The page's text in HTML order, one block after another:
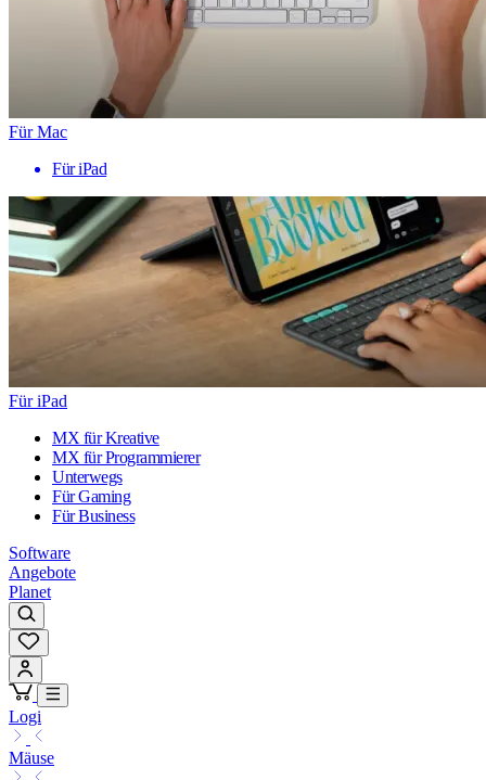
Für Mac
Für iPad
Für iPad
MX für Kreative
MX für Programmierer
Unterwegs
Für Gaming
Für Business
Software
Angebote
Planet
Logi
Mäuse